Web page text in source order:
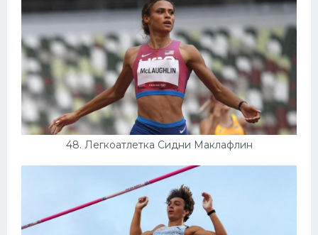
48. Легкоатлетка Сидни Маклафлин